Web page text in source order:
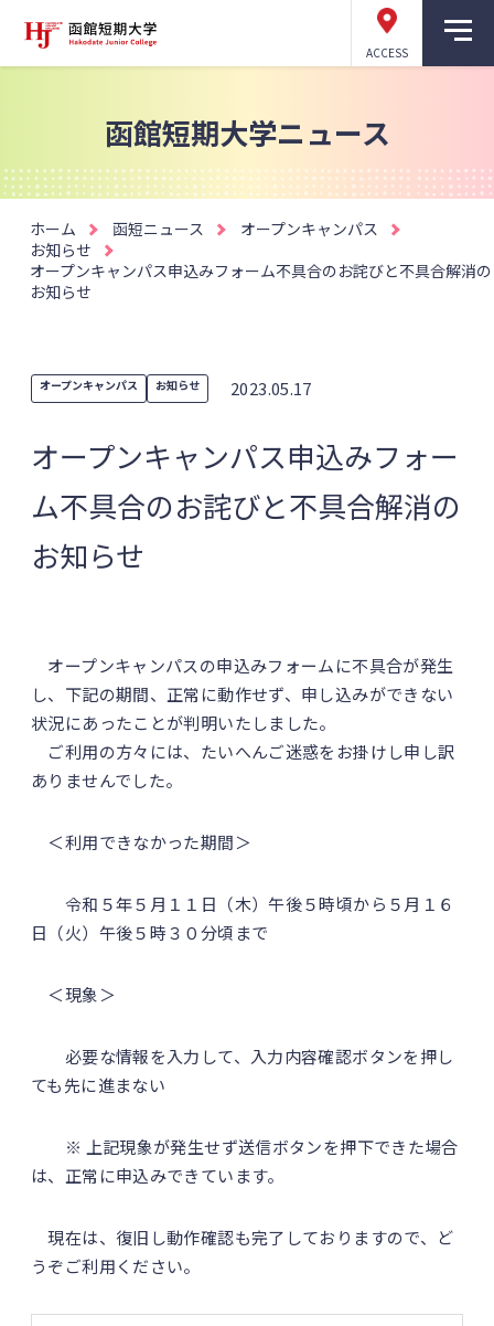
ACCESS
函館短期大学ニュース
ホーム 函短ニュース
オープンキャンパス
お知らせ
オープンキャンパス申込みフォーム不具合のお詫びと不具合解消の
お知らせ
オープンキャンパス お知らせ 2023.05.17
オープンキャンパス申込みフォー
ム不具合のお詫びと不具合解消の
お知らせ
オープンキャンパスの申込みフォームに不具合が発生
し、下記の期間、正常に動作せず、申し込みができない
状況にあったことが判明いたしました。
ご利用の方々には、たいへんご迷惑をお掛けし申し訳
ありませんでした。
＜利用できなかった期間＞
令和５年５月１１日（木）午後５時頃から５月１６
日（火）午後５時３０分頃まで
＜現象＞
必要な情報を入力して、入力内容確認ボタンを押し
ても先に進まない
※ 上記現象が発生せず送信ボタンを押下できた場合
は、正常に申込みできています。
現在は、復旧し動作確認も完了しておりますので、ど
うぞご利用ください。